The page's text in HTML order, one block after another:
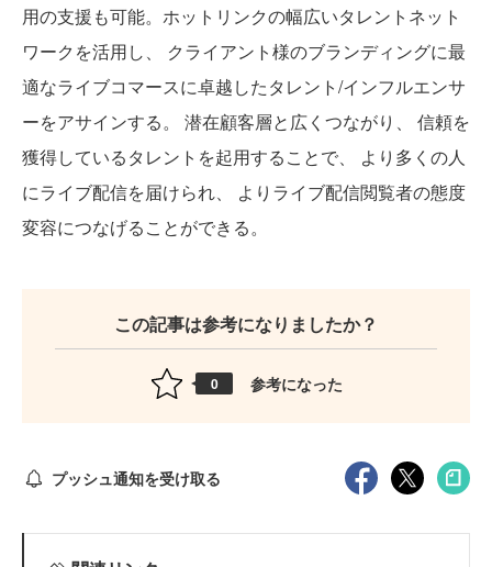
用の支援も可能。ホットリンクの幅広いタレントネット
ワークを活用し、 クライアント様のブランディングに最
適なライブコマースに卓越したタレント/インフルエンサ
ーをアサインする。 潜在顧客層と広くつながり、 信頼を
獲得しているタレントを起用することで、 より多くの人
にライブ配信を届けられ、 よりライブ配信閲覧者の態度
変容につなげることができる。
この記事は参考になりましたか？
0 参考になった
プッシュ通知を受け取る